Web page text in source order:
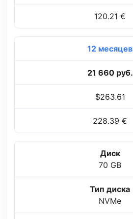
120.21 €
12 месяцев
21 660 руб.
$263.61
228.39 €
Диск
70 GB
Тип диска
NVMe